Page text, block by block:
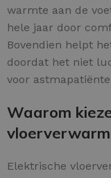
warmte aan de
hele jaar door
Bovendien helpt
doordat het niet
voor
Waarom
Elektrische